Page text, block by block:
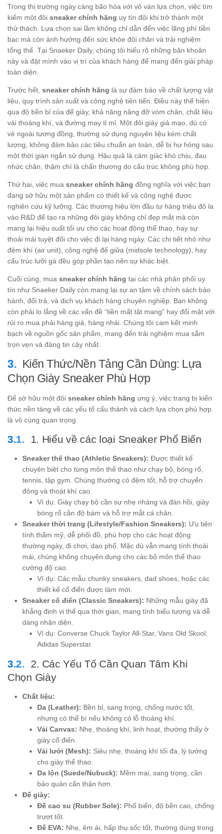
Trong thị trường ngày càng bão hòa với vô vàn lựa chọn, việc tìm
kiếm một đôi sneaker chính hãng uy tín đôi khi trở thành một
thử thách. Lựa chọn sai lầm không chỉ dẫn đến việc lãng phí tiền
bạc mà còn ảnh hưởng đến sức khỏe đôi chân và trải nghiệm
tổng thể. Tại Snaeker Daily, chúng tôi hiểu rõ những băn khoăn
này và đặt mình vào vị trí của khách hàng để mang đến giải pháp
toàn diện.
Trước hết, sneaker chính hãng là sự đảm bảo về chất lượng vật
liệu, quy trình sản xuất và công nghệ tiên tiến. Điều này thể hiện
qua độ bền bỉ của đế giày, khả năng nâng đỡ vòm chân, chất liệu
vải thoáng khí, và đường may tỉ mỉ. Một đôi giày giả mạo, dù có
vẻ ngoài tương đồng, thường sử dụng nguyên liệu kém chất
lượng, không đảm bảo các tiêu chuẩn an toàn, dễ bị hư hỏng sau
một thời gian ngắn sử dụng. Hậu quả là cảm giác khó chịu, đau
nhức chân, thậm chí là chấn thương do cấu trúc không phù hợp.
Thứ hai, việc mua sneaker chính hãng đồng nghĩa với việc bạn
đang sở hữu một sản phẩm có thiết kế và công nghệ được
nghiên cứu kỹ lưỡng. Các thương hiệu lớn đầu tư hàng triệu đô la
vào R&D để tạo ra những đôi giày không chỉ đẹp mắt mà còn
mang lại hiệu suất tối ưu cho các hoạt động thể thao, hay sự
thoải mái tuyệt đối cho việc đi lại hàng ngày. Các chi tiết nhỏ như
đệm khí (air unit), công nghệ đế giữa (midsole technology), hay
cấu trúc lưỡi gà đều góp phần tạo nên sự khác biệt.
Cuối cùng, mua sneaker chính hãng tại các nhà phân phối uy
tín như Snaeker Daily còn mang lại sự an tâm về chính sách bảo
hành, đổi trả, và dịch vụ khách hàng chuyên nghiệp. Bạn không
còn phải lo lắng về các vấn đề “tiền mất tật mang” hay đối mặt với
rủi ro mua phải hàng giả, hàng nhái. Chúng tôi cam kết minh
bạch về nguồn gốc sản phẩm, mang đến trải nghiệm mua sắm
trọn vẹn và đáng tin cậy nhất.
Kiến Thức/Nền Tảng Cần Dùng: Lựa
Chọn Giày Sneaker Phù Hợp
Để sở hữu một đôi sneaker chính hãng ưng ý, việc trang bị kiến
thức nền tảng về các yếu tố cấu thành và cách lựa chọn phù hợp
là vô cùng quan trọng.
1. Hiểu về các loại Sneaker Phổ Biến
Sneaker thể thao (Athletic Sneakers): Được thiết kế
chuyên biệt cho từng môn thể thao như chạy bộ, bóng rổ,
tennis, tập gym. Chúng thường có đệm tốt, hỗ trợ chuyển
động và thoát khí cao.
Ví dụ: Giày chạy bộ cần sự nhẹ nhàng và đàn hồi, giày
bóng rổ cần độ bám và hỗ trợ mắt cá chân.
Sneaker thời trang (Lifestyle/Fashion Sneakers): Ưu tiên
tính thẩm mỹ, dễ phối đồ, phù hợp cho các hoạt động
thường ngày, đi chơi, dạo phố. Mặc dù vẫn mang tính thoải
mái, chúng không chuyên dụng cho các bộ môn thể thao
cường độ cao.
Ví dụ: Các mẫu chunky sneakers, dad shoes, hoặc các
thiết kế cổ điển được làm mới.
Sneaker cổ điển (Classic Sneakers): Những mẫu giày đã
khẳng định vị thế qua thời gian, mang tính biểu tượng và dễ
dàng nhận diện.
Ví dụ: Converse Chuck Taylor All-Star, Vans Old Skool,
Adidas Superstar.
2. Các Yếu Tố Cần Quan Tâm Khi
Chọn Giày
Chất liệu:
Da (Leather): Bền bỉ, sang trọng, chống nước tốt,
nhưng có thể bí nếu không có lỗ thoáng khí.
Vải Canvas: Nhẹ, thoáng khí, linh hoạt, thường thấy ở
giày cổ điển.
Vải lưới (Mesh): Siêu nhẹ, thoáng khí tối đa, lý tưởng
cho giày thể thao.
Da lộn (Suede/Nubuck): Mềm mại, sang trọng, cần
bảo quản cẩn thận hơn.
Đế giày:
Đế cao su (Rubber Sole): Phổ biến, độ bền cao, chống
trượt tốt.
Đế EVA: Nhẹ, êm ái, hấp thụ sốc tốt, thường dùng trong